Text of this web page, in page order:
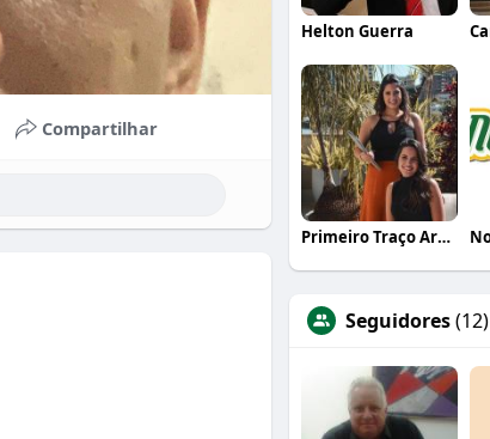
Compartilhar
Helton Guerra
Primeiro Traço Arquitetura
Seguidores(12)